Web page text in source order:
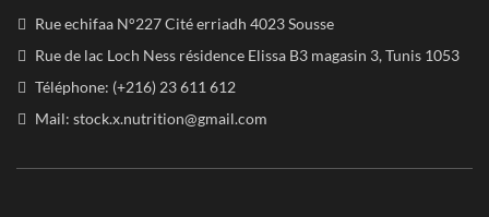
Rue echifaa N°227 Cité erriadh 4023 Sousse
Rue de lac Loch Ness résidence Elissa B3 magasin 3, Tunis 1053
Téléphone: (+216) 23 611 612
Mail: stock.x.nutrition@gmail.com